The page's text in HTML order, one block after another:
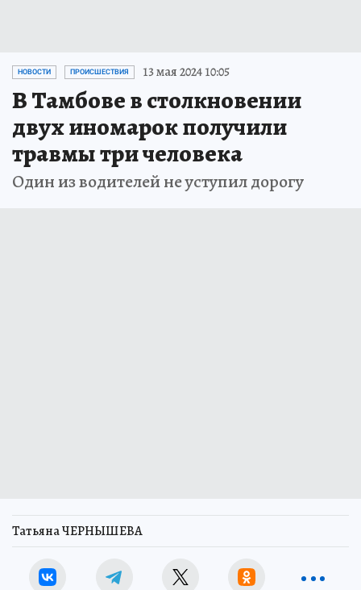
НОВОСТИ ПРОИСШЕСТВИЯ 13 мая 2024 10:05
В Тамбове в столкновении
двух иномарок получили
травмы три человека
Один из водителей не уступил дорогу
Татьяна ЧЕРНЫШЕВА